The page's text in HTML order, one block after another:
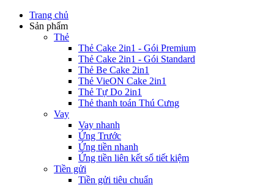
Trang chủ
Sản phẩm
Thẻ
Thẻ Cake 2in1 - Gói Premium
Thẻ Cake 2in1 - Gói Standard
Thẻ Be Cake 2in1
Thẻ VieON Cake 2in1
Thẻ Tự Do 2in1
Thẻ thanh toán Thú Cưng
Vay
Vay nhanh
Ứng Trước
Ứng tiền nhanh
Ứng tiền liên kết sổ tiết kiệm
Tiền gửi
Tiền gửi tiêu chuẩn